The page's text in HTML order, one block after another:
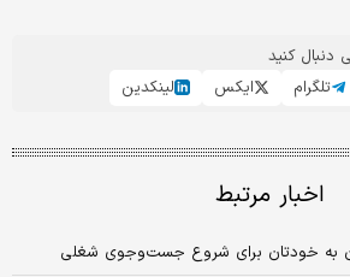
دنبال کنید
تلگرام ایکس لینکدین
اخبار مرتبط
به خودتان برای شروع جست‌وجوی شغلی